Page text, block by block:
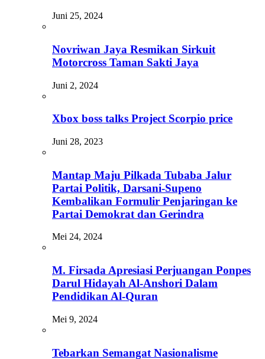
Juni 25, 2024
Novriwan Jaya Resmikan Sirkuit
Motorcross Taman Sakti Jaya
Juni 2, 2024
Xbox boss talks Project Scorpio price
Juni 28, 2023
Mantap Maju Pilkada Tubaba Jalur
Partai Politik, Darsani-Supeno
Kembalikan Formulir Penjaringan ke
Partai Demokrat dan Gerindra
Mei 24, 2024
M. Firsada Apresiasi Perjuangan Ponpes
Darul Hidayah Al-Anshori Dalam
Pendidikan Al-Quran
Mei 9, 2024
Tebarkan Semangat Nasionalisme